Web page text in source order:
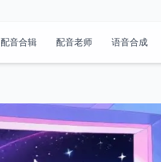
配音合辑 配音老师 语音合成